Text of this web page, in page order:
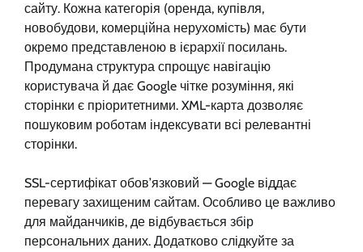
сайту. Кожна категорія (оренда, купівля,
новобудови, комерційна нерухомість) має бути
окремо представленою в ієрархії посилань.
Продумана структура спрощує навігацію
користувача й дає Google чітке розуміння, які
сторінки є пріоритетними. XML-карта дозволяє
пошуковим роботам індексувати всі релевантні
сторінки.
SSL-сертифікат обов’язковий — Google віддає
перевагу захищеним сайтам. Особливо це важливо
для майданчиків, де відбувається збір
персональних даних. Додатково слідкуйте за